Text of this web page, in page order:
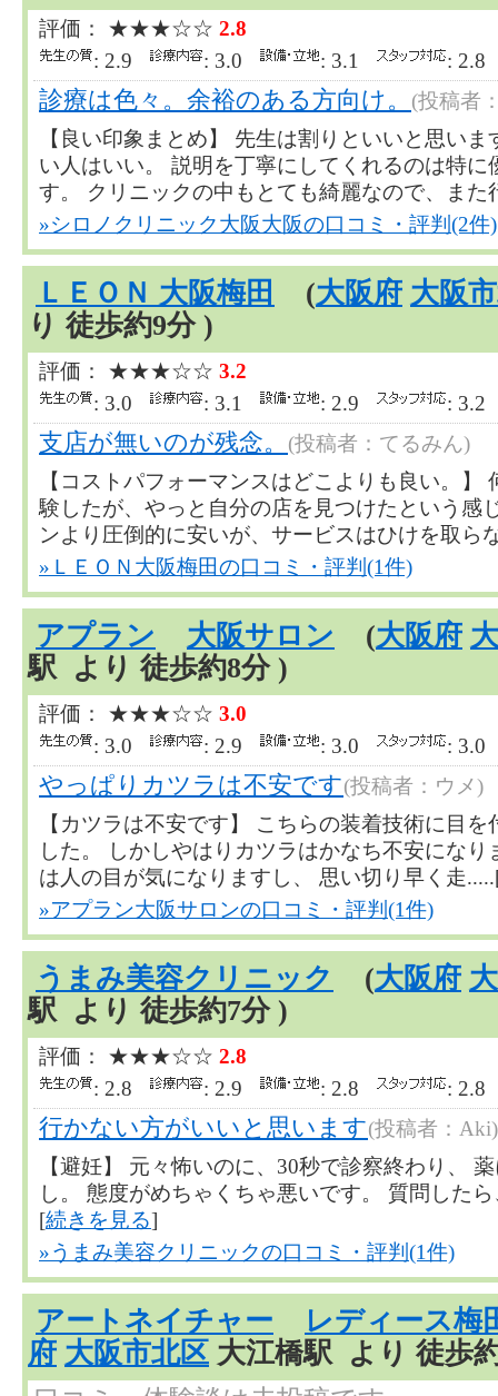
評価： ★★★☆☆ 2.8
: 2.9
: 3.0 : 3.1 :
診療は色々。余裕のある方向け。
(投稿者
【良い印象まとめ】 先生は割りといいと思い
い人はいい。 説明を丁寧にしてくれるのは特に
す。 クリニックの中もとても綺麗なので、また
»シロノクリニック大阪大阪の口コミ・評判(2件)
ＬＥＯＮ 大阪梅田 (大阪府 大阪
り 徒歩約9分 )
評価： ★★★☆☆ 3.2
: 3.0
: 3.1 : 2.9 :
支店が無いのが残念。
(投稿者：てるみん)
【コストパフォーマンスはどこよりも良い。】
験したが、やっと自分の店を見つけたという感
ンより圧倒的に安いが、サービスはひけを取ら
»ＬＥＯＮ大阪梅田の口コミ・評判(1件)
アプラン 大阪サロン (大阪府
駅 より 徒歩約8分 )
評価： ★★★☆☆ 3.0
: 3.0
: 2.9 : 3.0 :
やっぱりカツラは不安です(投稿者：ウメ)
【カツラは不安です】 こちらの装着技術に目
した。 しかしやはりカツラはかなち不安にな
は人の目が気になりますし、 思い切り早く走
»アプラン大阪サロンの口コミ・評判(1件)
うまみ美容クリニック (大阪府
駅 より 徒歩約7分 )
評価： ★★★☆☆ 2.8
: 2.8
: 2.9 : 2.8 :
行かない方がいいと思います(投稿者：Aki)
【避妊】 元々怖いのに、30秒で診察終わり、
し。 態度がめちゃくちゃ悪いです。 質問した
[続きを見る]
»うまみ美容クリニックの口コミ・評判(1件)
アートネイチャー
レディース梅
府 大阪市北区 大江橋駅 より 徒歩